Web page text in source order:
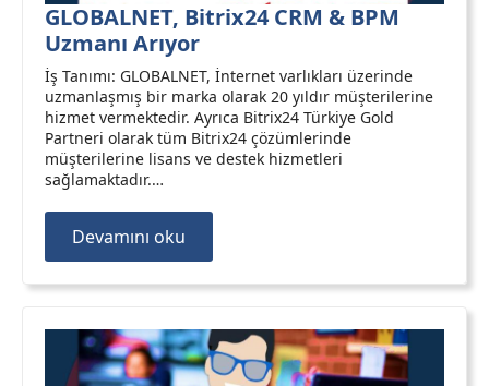
GLOBALNET, Bitrix24 CRM & BPM
Uzmanı Arıyor
İş Tanımı: GLOBALNET, İnternet varlıkları üzerinde
uzmanlaşmış bir marka olarak 20 yıldır müşterilerine
hizmet vermektedir. Ayrıca Bitrix24 Türkiye Gold
Partneri olarak tüm Bitrix24 çözümlerinde
müşterilerine lisans ve destek hizmetleri
sağlamaktadır.…
Devamını oku